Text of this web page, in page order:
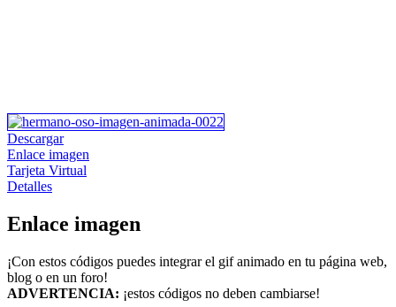
Descargar
Enlace imagen
Tarjeta Virtual
Detalles
Enlace imagen
¡Con estos códigos puedes integrar el gif animado en tu página web,
blog o en un foro!
ADVERTENCIA: ¡estos códigos no deben cambiarse!